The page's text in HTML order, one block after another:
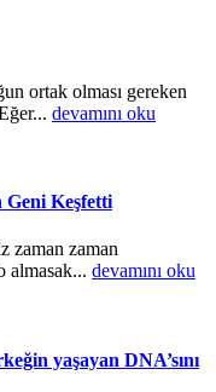
ortak olması gereken
devamını oku
Geni Keşfetti
zaman zaman
almasak... devamını oku
yaşayan DNA’sını